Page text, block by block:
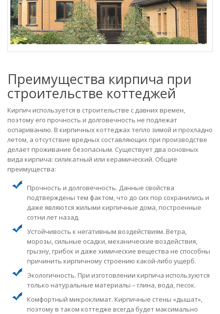
Преимущества кирпича при
строительстве коттеджей
Кирпич используется в строительстве с давних времен,
поэтому его прочность и долговечность не подлежат
оспариванию. В кирпичных коттеджах тепло зимой и прохладно
летом, а отсутствие вредных составляющих при производстве
делает проживание безопасным. Существует два основных
вида кирпича: силикатный или керамический. Общие
преимущества:
Прочность и долговечность. Данные свойства
подтверждены тем фактом, что до сих пор сохранились и
даже являются жилыми кирпичные дома, построенные
сотни лет назад.
Устойчивость к негативным воздействиям. Ветра,
морозы, сильные осадки, механические воздействия,
грызну, грибок и даже химические вещества не способны
причинить кирпичному строению какой-либо ущерб.
Экологичность. При изготовлении кирпича используются
только натуральные материалы – глина, вода, песок.
Комфортный микроклимат. Кирпичные стены «дышат»,
поэтому в таком коттедже всегда будет максимально